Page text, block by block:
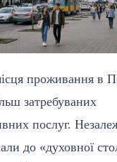
проживання в
затребуваних
послуг.
до «духовної